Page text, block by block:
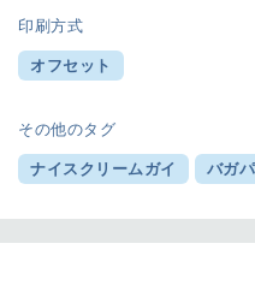
印刷方式
オフセット
その他のタグ
ナイスクリームガイ バガ